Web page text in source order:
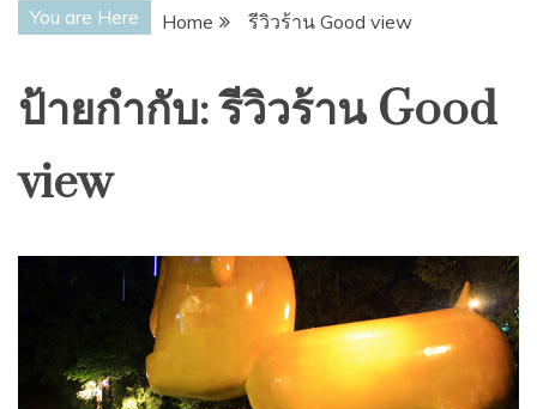
You are Here Home รีวิวร้าน Good view
ป้ายกำกับ:รีวิวร้าน Good
view